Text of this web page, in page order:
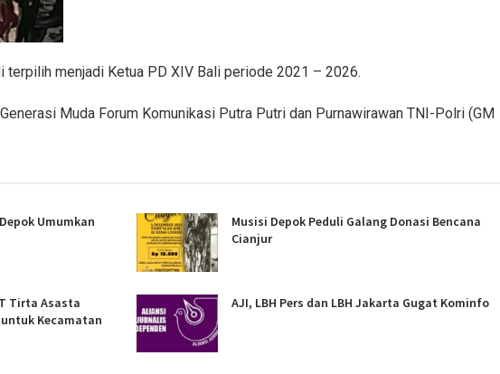
terpilih menjadi Ketua PD XIV Bali periode 2021 – 2026.
Muda Forum Komunikasi Putra Putri dan Purnawirawan TNI-Polri (GM
Umumkan
Musisi Depok Peduli Galang Donasi Bencana
Cianjur
Tirta Asasta
untuk Kecamatan
AJI, LBH Pers dan LBH Jakarta Gugat Kominfo